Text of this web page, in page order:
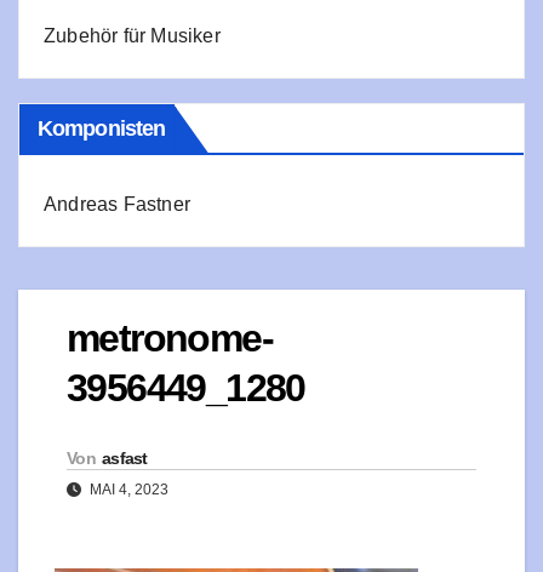
Zubehör für Musiker
Komponisten
Andreas Fastner
metronome-
3956449_1280
Von asfast
MAI 4, 2023